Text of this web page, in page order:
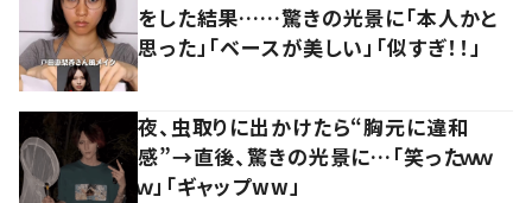
をした結果……驚きの光景に「本人かと
思った」「ベースが美しい」「似すぎ！！」
夜、虫取りに出かけたら“胸元に違和
感”→直後、驚きの光景に…「笑ったｗｗ
ｗ」「ギャップww」